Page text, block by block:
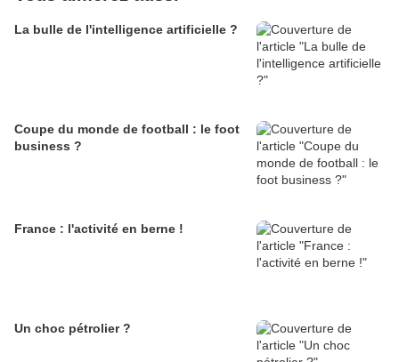
La bulle de l'intelligence artificielle ?
Coupe du monde de football : le foot
business ?
France : l'activité en berne !
Un choc pétrolier ?